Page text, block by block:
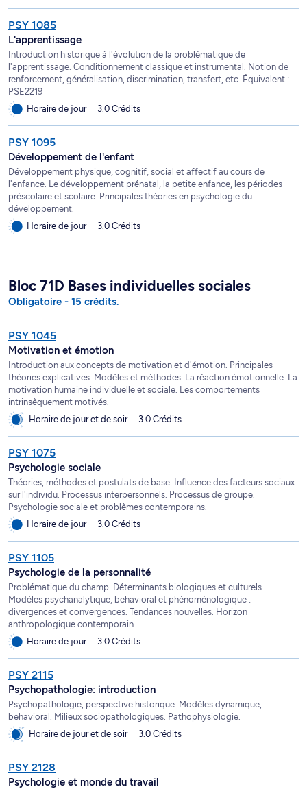
PSY 1085
L'apprentissage
Introduction historique à l'évolution de la problématique de
l'apprentissage. Conditionnement classique et instrumental. Notion de
renforcement, généralisation, discrimination, transfert, etc. Équivalent :
PSE2219
Horaire de jour
3.0 Crédits
PSY 1095
Développement de l'enfant
Développement physique, cognitif, social et affectif au cours de
l'enfance. Le développement prénatal, la petite enfance, les périodes
préscolaire et scolaire. Principales théories en psychologie du
développement.
Horaire de jour
3.0 Crédits
Bloc 71D Bases individuelles sociales
Obligatoire - 15 crédits.
PSY 1045
Motivation et émotion
Introduction aux concepts de motivation et d'émotion. Principales
théories explicatives. Modèles et méthodes. La réaction émotionnelle. La
motivation humaine individuelle et sociale. Les comportements
intrinsèquement motivés.
Horaire de jour et de soir
3.0 Crédits
PSY 1075
Psychologie sociale
Théories, méthodes et postulats de base. Influence des facteurs sociaux
sur l'individu. Processus interpersonnels. Processus de groupe.
Psychologie sociale et problèmes contemporains.
Horaire de jour
3.0 Crédits
PSY 1105
Psychologie de la personnalité
Problématique du champ. Déterminants biologiques et culturels.
Modèles psychanalytique, behavioral et phénoménologique :
divergences et convergences. Tendances nouvelles. Horizon
anthropologique contemporain.
Horaire de jour
3.0 Crédits
PSY 2115
Psychopathologie: introduction
Psychopathologie, perspective historique. Modèles dynamique,
behavioral. Milieux sociopathologiques. Pathophysiologie.
Horaire de jour et de soir
3.0 Crédits
PSY 2128
Psychologie et monde du travail